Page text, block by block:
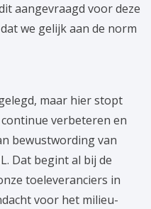
aangevraagd voor deze
we gelijk aan de norm
maar hier stopt
verbeteren en
bewustwording van
Dat begint al bij de
toeleveranciers in
voor het milieu-